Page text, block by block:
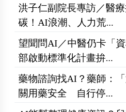
洪子仁副院長專訪／醫
碳！AI浪潮、人力荒...
望聞問AI／中醫仍卡「
部啟動標準化計畫拚...
藥物諮詢找AI？藥師：
關用藥安全 自行停...